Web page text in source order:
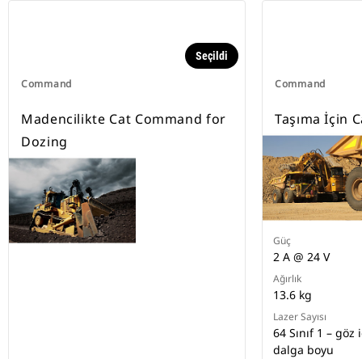
Command
Seçildi
Madencilikte Cat Command for
Dozing
Command
Taşıma İçin
Güç
2 A @ 24 V
Ağırlık
13.6 kg
Lazer Sayısı
64 Sınıf 1 –
dalga boyu